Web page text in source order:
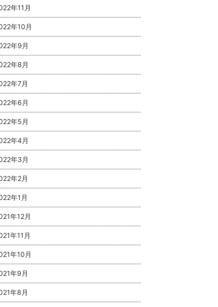
年11月
年10月
年9月
年8月
年7月
年6月
年5月
年4月
年3月
年2月
年1月
年12月
年11月
年10月
年9月
年8月